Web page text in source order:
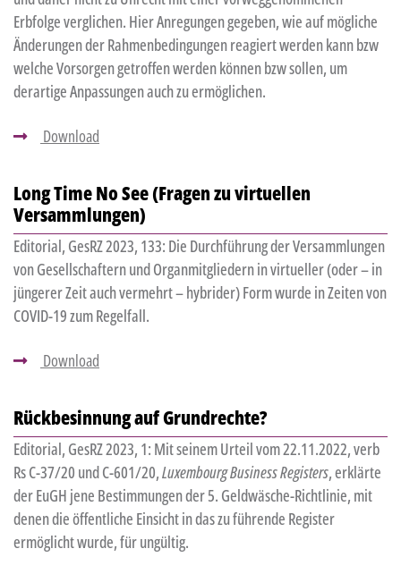
Erbfolge verglichen. Hier Anregungen gegeben, wie auf mögliche
Änderungen der Rahmenbedingungen reagiert werden kann bzw
welche Vorsorgen getroffen werden können bzw sollen, um
derartige Anpassungen auch zu ermöglichen.
Download
Long Time No See (Fragen zu virtuellen
Versammlungen)
Editorial, GesRZ 2023, 133: Die Durchführung der Versammlungen
von Gesellschaftern und Organmitgliedern in virtueller (oder – in
jüngerer Zeit auch vermehrt – hybrider) Form wurde in Zeiten von
COVID-19 zum Regelfall.
Download
Rückbesinnung auf Grundrechte?
Editorial, GesRZ 2023, 1: Mit seinem Urteil vom 22.11.2022, verb
Rs C-37/20 und C-601/20,Luxembourg Business Registers, erklärte
der EuGH jene Bestimmungen der 5. Geldwäsche-Richtlinie, mit
denen die öffentliche Einsicht in das zu führende Register
ermöglicht wurde, für ungültig.